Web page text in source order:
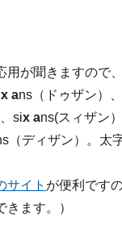
が聞きますので
x ans（ドゥザン）
six ans(スィザン
（ディザン）。太
サイト が便利です
ます。）